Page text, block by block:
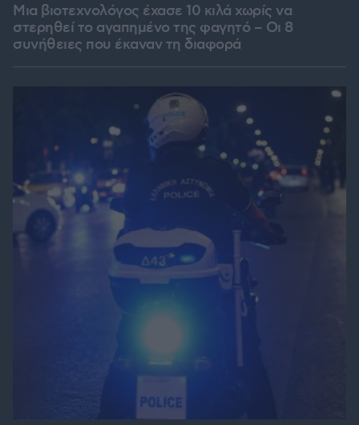
Μια βιοτεχνολόγος έχασε 10 κιλά χωρίς να
στερηθεί το αγαπημένο της φαγητό – Οι 8
συνήθειες που έκαναν τη διαφορά